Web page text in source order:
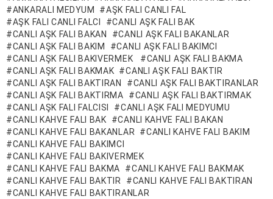
ANKARALI MEDYUM
AŞK FALI CANLI FAL
AŞK FALI CANLI FALCI
CANLI AŞK FALI BAK
CANLI AŞK FALI BAKAN
CANLI AŞK FALI BAKANLAR
CANLI AŞK FALI BAKIM
CANLI AŞK FALI BAKIMCI
CANLI AŞK FALI BAKIVERMEK
CANLI AŞK FALI BAKMA
CANLI AŞK FALI BAKMAK
CANLI AŞK FALI BAKTIR
CANLI AŞK FALI BAKTIRAN
CANLI AŞK FALI BAKTIRANLAR
CANLI AŞK FALI BAKTIRMA
CANLI AŞK FALI BAKTIRMAK
CANLI AŞK FALI FALCISI
CANLI AŞK FALI MEDYUMU
CANLI KAHVE FALI BAK
CANLI KAHVE FALI BAKAN
CANLI KAHVE FALI BAKANLAR
CANLI KAHVE FALI BAKIM
CANLI KAHVE FALI BAKIMCI
CANLI KAHVE FALI BAKIVERMEK
CANLI KAHVE FALI BAKMA
CANLI KAHVE FALI BAKMAK
CANLI KAHVE FALI BAKTIR
CANLI KAHVE FALI BAKTIRAN
CANLI KAHVE FALI BAKTIRANLAR